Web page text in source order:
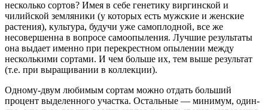
несколько сортов? Имея в себе генетику виргинской и
чилийской земляники (у которых есть мужские и женские
растения), культура, будучи уже самоплодной, все же
несовершенна в вопросе самоопыления. Лучшие результаты
она выдает именно при перекрестном опылении между
несколькими сортами. И чем больше их, тем выше результат
(т.е. при выращивании в коллекции).
Одному-двум любимым сортам можно отдать больший
процент выделенного участка. Остальные — минимум, один-